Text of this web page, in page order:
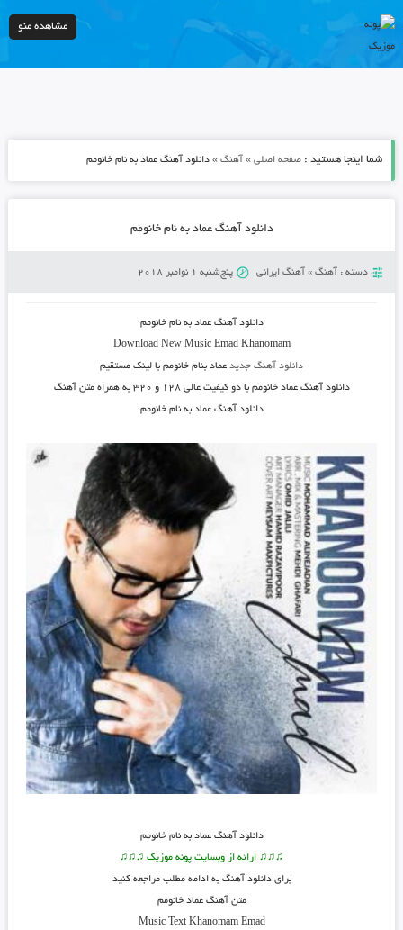
مشاهده منو
شما اینجا هستید : صفحه اصلی» آهنگ» دانلود آهنگ عماد به نام خانومم
دانلود آهنگ عماد به نام خانومم
دسته : آهنگ» آهنگ ایرانی پنج‌شنبه 1 نوامبر 2018
دانلود آهنگعماد به نام خانومم
Download New Music Emad Khanomam
دانلود آهنگ جدیدعماد بنام خانومم با لینک مستقیم
دانلود آهنگ عماد خانومم با دو کیفیت عالی ۱۲۸ و ۳۲۰ به همراه متن آهنگ
دانلود آهنگعماد به نام خانومم
دانلود آهنگ عماد به نام خانومم
♫♫♫ ارائه از وبسایت پونه موزیک ♫♫♫
برای دانلود آهنگ به ادامه مطلب مراجعه کنید
متن آهنگ عماد خانومم
Music Text Khanomam Emad